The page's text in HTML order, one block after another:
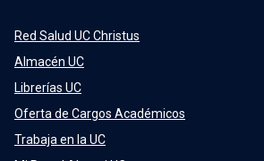
Red Salud UC Christus
Almacén UC
Librerías UC
Oferta de Cargos Académicos
Trabaja en la UC